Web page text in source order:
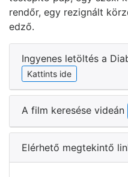
rendőr, egy rezignált
edző.
Ingyenes letöltés a
Kattints ide
A film keresése videán
Elérhető megtekintő